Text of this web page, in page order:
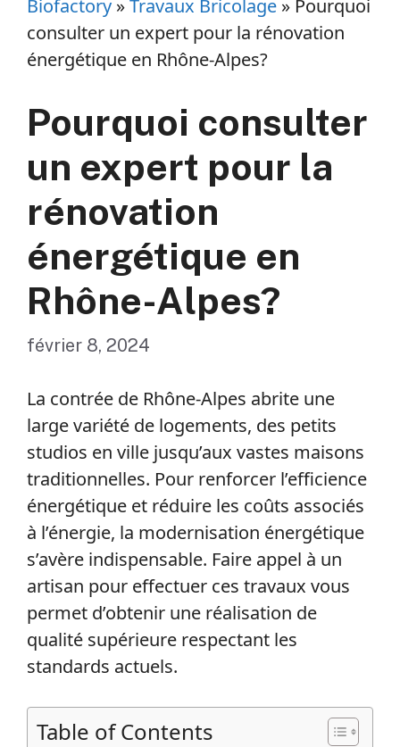
Biofactory »Travaux Bricolage » Pourquoi
consulter un expert pour la rénovation
énergétique en Rhône-Alpes?
Pourquoi consulter
un expert pour la
rénovation
énergétique en
Rhône-Alpes?
février 8, 2024
La contrée de Rhône-Alpes abrite une
large variété de logements, des petits
studios en ville jusqu’aux vastes maisons
traditionnelles. Pour renforcer l’efficience
énergétique et réduire les coûts associés
à l’énergie, la modernisation énergétique
s’avère indispensable. Faire appel à un
artisan pour effectuer ces travaux vous
permet d’obtenir une réalisation de
qualité supérieure respectant les
standards actuels.
Table of Contents